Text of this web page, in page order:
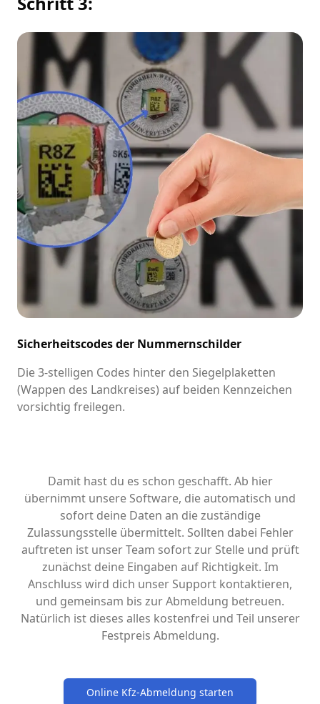
Sicherheitscodes der Nummernschilder
Die 3-stelligen Codes hinter den Siegelplaketten
(Wappen des Landkreises) auf beiden Kennzeichen
vorsichtig freilegen.
Damit hast du es schon geschafft. Ab hier
übernimmt unsere Software, die automatisch und
sofort deine Daten an die zuständige
Zulassungsstelle übermittelt. Sollten dabei Fehler
auftreten ist unser Team sofort zur Stelle und prüft
zunächst deine Eingaben auf Richtigkeit. Im
Anschluss wird dich unser Support kontaktieren,
und gemeinsam bis zur Abmeldung betreuen.
Natürlich ist dieses alles kostenfrei und Teil unserer
Festpreis Abmeldung.
Online Kfz-Abmeldung starten